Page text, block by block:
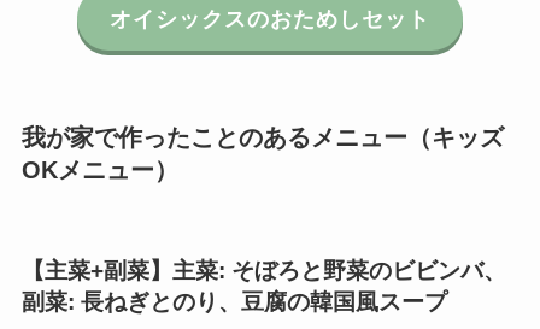
オイシックスのおためしセット
我が家で作ったことのあるメニュー（キッズ
OKメニュー）
【主菜+副菜】主菜: そぼろと野菜のビビンバ、
副菜: 長ねぎとのり、豆腐の韓国風スープ